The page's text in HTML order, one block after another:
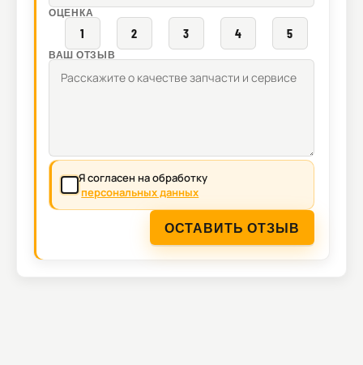
ОЦЕНКА
1 2 3 4 5
ВАШ ОТЗЫВ
Я согласен на обработку
персональных данных
ОСТАВИТЬ ОТЗЫВ